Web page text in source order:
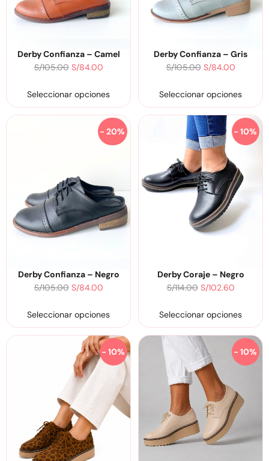
Derby Confianza – Camel
S/105.00 S/84.00
Seleccionar opciones
Derby Confianza – Gris
S/105.00 S/84.00
Seleccionar opciones
- 20%
Derby Confianza – Negro
S/105.00 S/84.00
Seleccionar opciones
- 10%
Derby Coraje – Negro
S/114.00 S/102.60
Seleccionar opciones
- 10% - 10%